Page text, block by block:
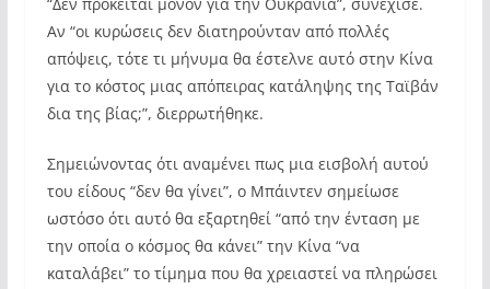
Αν “οι κυρώσεις δεν διατηρούνταν από πολλές
απόψεις, τότε τι μήνυμα θα έστελνε αυτό στην Κίνα
για το κόστος μιας απόπειρας κατάληψης της Ταϊβάν
δια της βίας;”, διερρωτήθηκε.
Σημειώνοντας ότι αναμένει πως μια εισβολή αυτού
του είδους “δεν θα γίνει”, ο Μπάιντεν σημείωσε
ωστόσο ότι αυτό θα εξαρτηθεί “από την ένταση με
την οποία ο κόσμος θα κάνει” την Κίνα “να
καταλάβει” το τίμημα που θα χρειαστεί να πληρώσει